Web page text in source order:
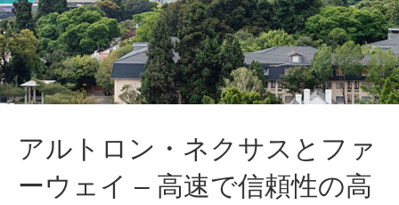
アルトロン・ネクサスとファ
ーウェイ – 高速で信頼性の高